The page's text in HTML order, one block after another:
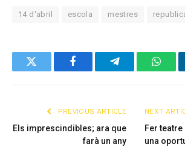
14 d'abril escola mestres
Twitter FacebookTelegram
PREVIOUS ARTICLE
Els imprescindibles; ara que
farà un any
NEXT
Fer
una